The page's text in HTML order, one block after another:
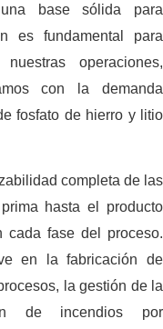
una base sólida para
es fundamental para
operaciones,
con la demanda
fosfato de hierro y litio
completa de las
hasta el producto
cada fase del proceso.
en la fabricación de
la gestión de la
de incendios por